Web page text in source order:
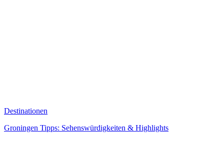
Destinationen
Groningen Tipps: Sehenswürdigkeiten & Highlights